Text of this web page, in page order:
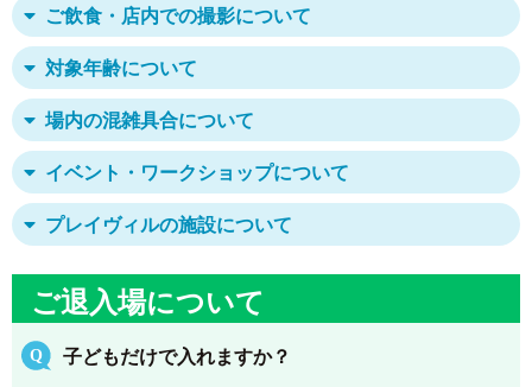
ご飲食・店内での撮影について
対象年齢について
場内の混雑具合について
イベント・ワークショップについて
プレイヴィルの施設について
ご退入場について
子どもだけで入れますか？